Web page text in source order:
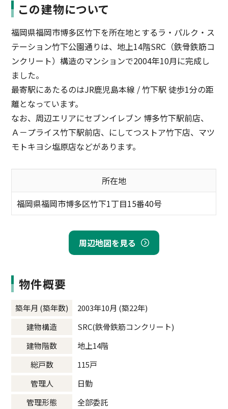
この建物について
福岡県福岡市博多区竹下を所在地とするラ・パルク・ス
テーション竹下公園通りは、地上14階SRC（鉄骨鉄筋コ
ンクリート）構造のマンションで2004年10月に完成し
ました。
最寄駅にあたるのはJR鹿児島本線 / 竹下駅 徒歩1分の距
離となっています。
なお、周辺エリアにセブンイレブン 博多竹下駅前店、
Ａ－プライス竹下駅前店、にしてつストア竹下店、マツ
モトキヨシ塩原店などがあります。
所在地
福岡県福岡市博多区竹下1丁目15番40号
周辺地図を見る
物件概要
築年月 (築年数)
2003年10月 (築22年)
建物構造
SRC(鉄骨鉄筋コンクリート)
建物階数
地上14階
総戸数
115戸
管理人
日勤
管理形態
全部委託